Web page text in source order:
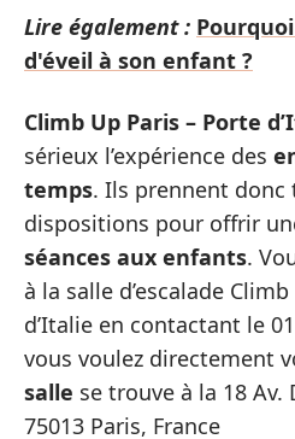
Lire également :
d'éveil à son enfant ?
Climb Up Paris – Porte
sérieux l’expérience des
temps. Ils prennent donc
dispositions pour offrir
séances aux enfants.
à la salle d’escalade
d’Italie en contactant le
vous voulez directement
salle se trouve à la 18 Av.
75013 Paris, France